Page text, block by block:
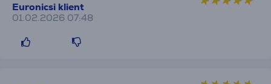
Euronicsi klient
01.02.2026 07:48